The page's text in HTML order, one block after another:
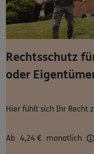
Reform
Jetzt
Dann lassen Sie sich
Rechtsschutz
oder
Hier fühlt sich Ihr Recht
Ab 4,24€ monatlich